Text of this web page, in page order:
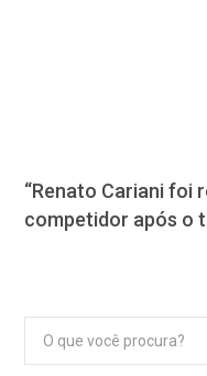
“Renato Cariani foi
competidor após o
Pesquisar
por: